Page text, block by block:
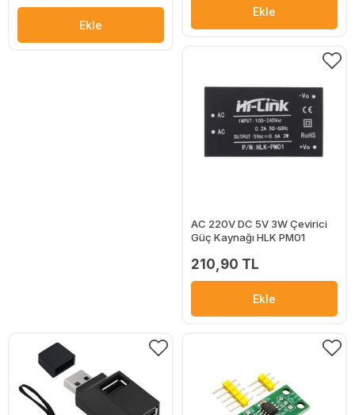
Ekle
Ekle
AC 220V DC 5V 3W Çevirici
Güç Kaynağı HLK PM01
210,90 TL
Ekle